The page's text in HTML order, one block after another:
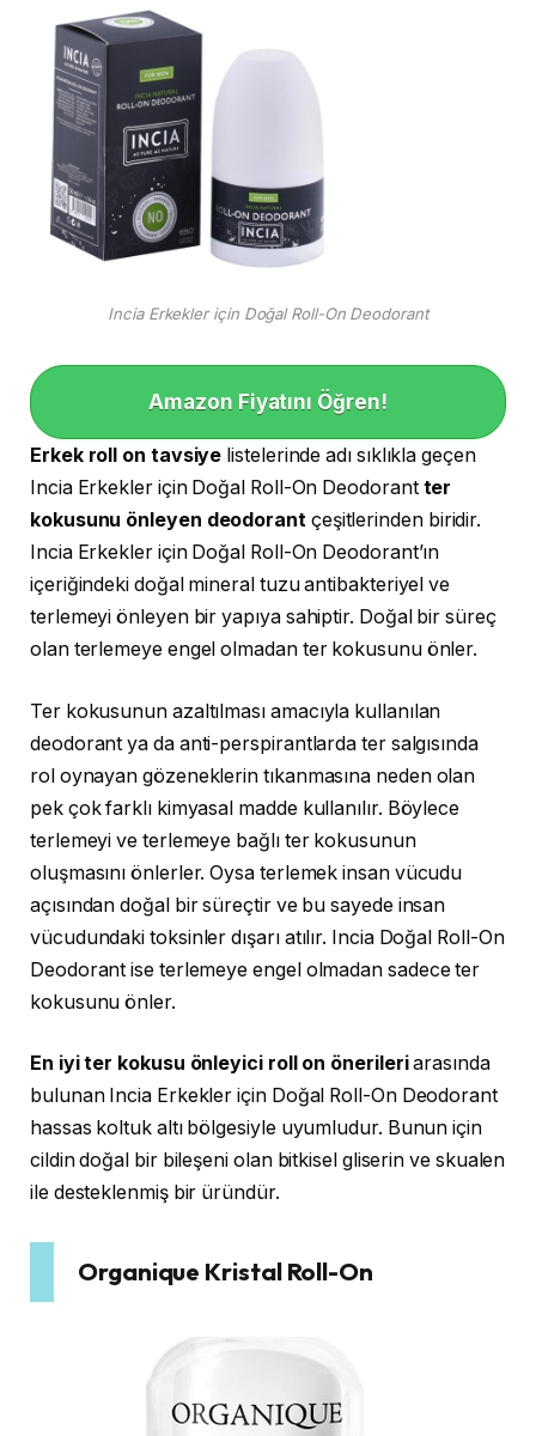
Incia Erkekler için Doğal Roll-On Deodorant
Amazon Fiyatını Öğren!
Erkek roll on tavsiye listelerinde adı sıklıkla geçen
Incia Erkekler için Doğal Roll-On Deodorant ter
kokusunu önleyen deodorant çeşitlerinden biridir.
Incia Erkekler için Doğal Roll-On Deodorant’ın
içeriğindeki doğal mineral tuzu antibakteriyel ve
terlemeyi önleyen bir yapıya sahiptir. Doğal bir süreç
olan terlemeye engel olmadan ter kokusunu önler.
Ter kokusunun azaltılması amacıyla kullanılan
deodorant ya da anti-perspirantlarda ter salgısında
rol oynayan gözeneklerin tıkanmasına neden olan
pek çok farklı kimyasal madde kullanılır. Böylece
terlemeyi ve terlemeye bağlı ter kokusunun
oluşmasını önlerler. Oysa terlemek insan vücudu
açısından doğal bir süreçtir ve bu sayede insan
vücudundaki toksinler dışarı atılır. Incia Doğal Roll-On
Deodorant ise terlemeye engel olmadan sadece ter
kokusunu önler.
En iyi ter kokusu önleyici roll on önerileriarasında
bulunan Incia Erkekler için Doğal Roll-On Deodorant
hassas koltuk altı bölgesiyle uyumludur. Bunun için
cildin doğal bir bileşeni olan bitkisel gliserin ve skualen
ile desteklenmiş bir üründür.
Organique Kristal Roll-On